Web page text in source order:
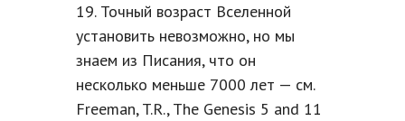
19. Точный возраст Вселенной
установить невозможно, но мы
знаем из Писания, что он
несколько меньше 7000 лет — см.
Freeman, T.R., The Genesis 5 and 11